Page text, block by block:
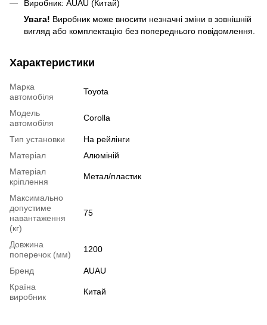
Виробник: AUAU (Китай)
Увага! Виробник може вносити незначні зміни в зовнішній
вигляд або комплектацію без попереднього повідомлення.
Характеристики
Марка
автомобіля
Toyota
Модель
автомобіля
Corolla
Тип установки
На рейлінги
Матеріал
Алюміній
Матеріал
кріплення
Метал/пластик
Максимально
допустиме
навантаження
(кг)
75
Довжина
поперечок (мм)
1200
Бренд
AUAU
Країна
виробник
Китай